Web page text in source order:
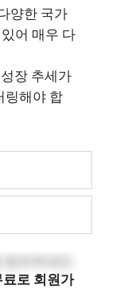
양한 국가
어 매우 다
장 추세가
링해야 합
조하세요.
로 회원가